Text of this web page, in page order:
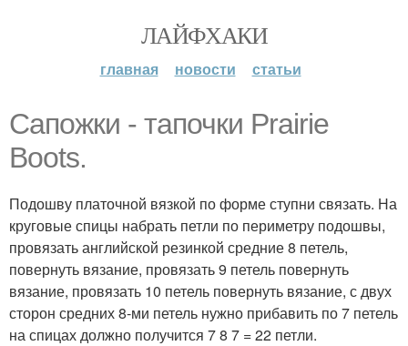
ЛАЙФХАКИ
главная новости статьи
Сапожки - тапочки Prairie
Boots.
Подошву платочной вязкой по форме ступни связать. На
круговые спицы набрать петли по периметру подошвы,
провязать английской резинкой средние 8 петель,
повернуть вязание, провязать 9 петель повернуть
вязание, провязать 10 петель повернуть вязание, с двух
сторон средних 8-ми петель нужно прибавить по 7 петель
на спицах должно получится 7 8 7 = 22 петли.